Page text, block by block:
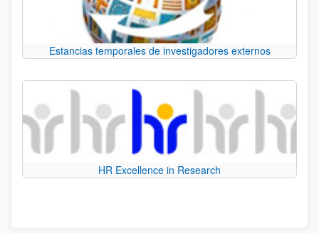
Estancias temporales de investigadores externos
HR Excellence in Research